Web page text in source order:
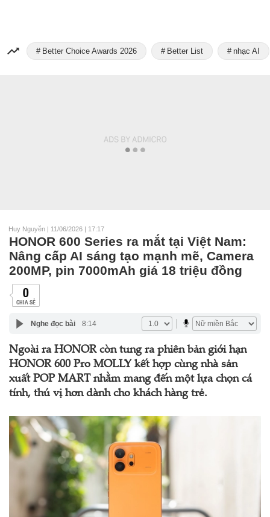
Better Choice Awards 2026 Better List nhạc AI
Huy Nguyễn | 11/06/2026 | 17:17
HONOR 600 Series ra mắt tại Việt Nam:
Nâng cấp AI sáng tạo mạnh mẽ, Camera
200MP, pin 7000mAh giá 18 triệu đồng
0
CHIA SẺ
Nghe đọc bài 8:14
Ngoài ra HONOR còn tung ra phiên bản giới hạn
HONOR 600 Pro MOLLY kết hợp cùng nhà sản
xuất POP MART nhằm mang đến một lựa chọn cá
tính, thú vị hơn dành cho khách hàng trẻ.